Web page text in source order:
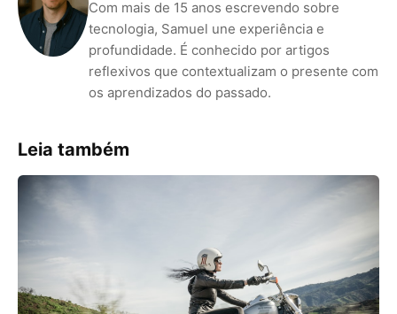
Com mais de 15 anos escrevendo sobre
tecnologia, Samuel une experiência e
profundidade. É conhecido por artigos
reflexivos que contextualizam o presente com
os aprendizados do passado.
Leia também